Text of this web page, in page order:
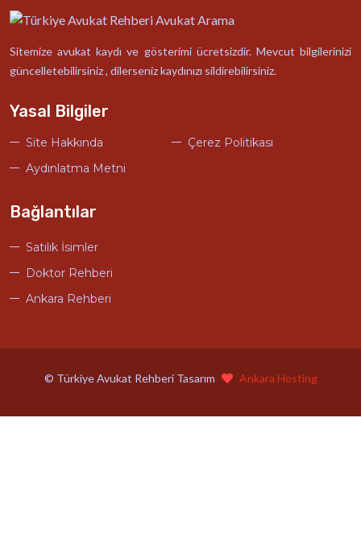
Sitemize avukat kaydı ve gösterimi ücretsizdir. Mevcut bilgilerinizi
güncelletebilirsiniz , dilerseniz kaydınızı sildirebilirsiniz.
Yasal Bilgiler
Site Hakkında
Çerez Politikası
Aydınlatma Metni
Bağlantılar
Satılık İsimler
Doktor Rehberi
Ankara Rehberi
© Türkiye Avukat Rehberi Tasarım Ankara Hosting